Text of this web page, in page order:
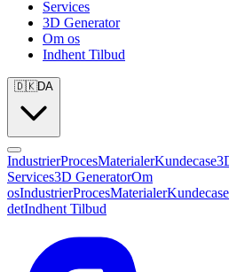
Services
3D Generator
Om os
Indhent Tilbud
🇩🇰DA
IndustrierProcesMaterialerKundecase
Services3D GeneratorOm
osIndustrierProcesMaterialerKundecase
detIndhent Tilbud